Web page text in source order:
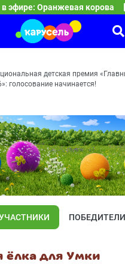
в эфире: Оранжевая корова
— Ключ — Предсказание —
— Телевизор —
Пети и Волка
в ночи — Дело о
детская премия
голосование начинается!
ПОБЕДИТЕЛИ
ёлка для Умки